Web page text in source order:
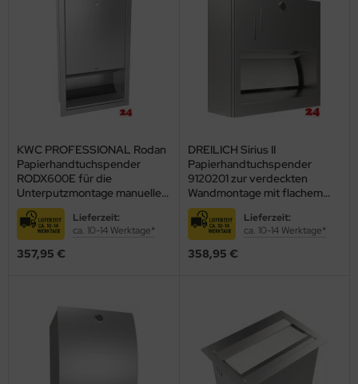
KWC PROFESSIONAL Rodan
Papierhandtuchspender
RODX600E für die
Unterputzmontage manueller
Betrieb (2000090057)
Lieferzeit:
ca. 10-14 Werktage*
357,95 €
DREILICH Sirius II
Papierhandtuchspender
9120201 zur verdeckten
Wandmontage mit flachem
Zylinderschloss
(2002040010)Lieferzeit:
ca. 10-14 Werktage*
358,95 €